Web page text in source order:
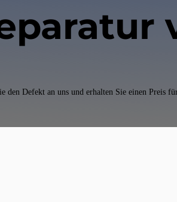
den Defekt an uns und erhalten Sie einen Preis